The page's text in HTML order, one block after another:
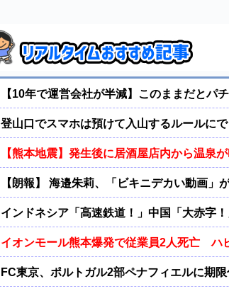
【10年で運営会社が半減】このままだと
登山口でスマホは預けて入山するルールに
【熊本地震】発生後に居酒屋店内から温泉
【朗報】 海邉朱莉、「ビキニデカい動画
インドネシア「高速鉄道！」中国「大赤字
イオンモール熊本爆発で従業員2人死亡 ハ
FC東京、ポルトガル2部ペナフィエルに期